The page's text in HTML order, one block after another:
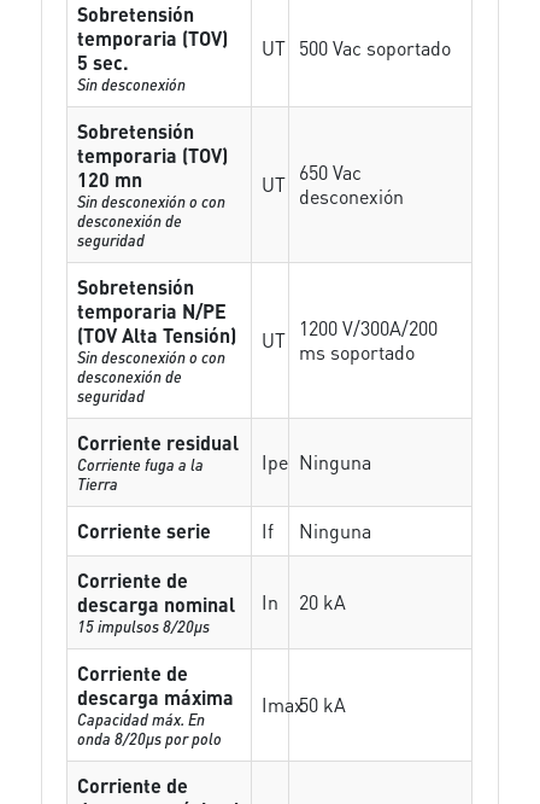
Sobretensión
temporaria (TOV)
5 sec.
Sin desconexión
UT 500 Vac soportado
Sobretensión
temporaria (TOV)
120 mn
Sin desconexión o con
desconexión de
seguridad
UT 650 Vac
desconexión
Sobretensión
temporaria N/PE
(TOV Alta Tensión)
Sin desconexión o con
desconexión de
seguridad
UT
1200 V/300A/200
ms soportado
Corriente residual
Corriente fuga a la
Tierra
Ipe Ninguna
Corriente serie If
Ninguna
Corriente de
descarga nominal
15 impulsos 8/20µs
In 20 kA
Corriente de
descarga máxima
Capacidad máx. En
onda 8/20µs por polo
Imax50 kA
Corriente de